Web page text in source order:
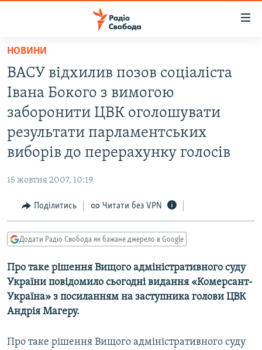
Перейти
основного
матеріалу
Перейти
до
основної
навігації
Перейти
до
ВСЕ ЗА ДОБУ
СТАТТІ
ЕКОНОМІКА
СПОРТ
УКРАЇНА
РОСІЙСЬКА «ФІЛЬТРАЦІЯ»
ТИ ЯК?
СХЕМИ
МУЛЬТИМЕДІА
ФОТО
СПЕЦПРОЄКТИ
ПОДКАСТИ
НОВИНИ
ВАСУ відхилив позов соціаліста
Івана Бокого з вимогою
заборонити ЦВК оголошувати
результати парламентських
виборів до перерахунку голосів
15 жовтня 2007, 10:19
Поділитись Читати без VPN
Додати Радіо Свобода як бажане джерело в Google
Про таке рішення Вищого адміністративного суду
України повідомило сьогодні видання «Комерсант-
Україна» з посиланням на заступника голови ЦВК
Андрія Магеру.
Про таке рішення Вищого адміністративного суду